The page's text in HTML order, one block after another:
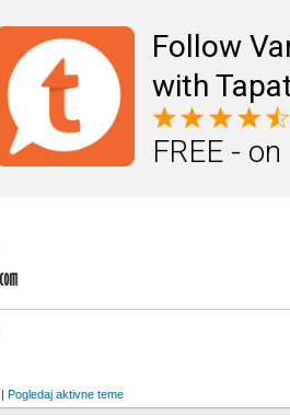
Follow
with
FREE -
| Pogledaj aktivne teme